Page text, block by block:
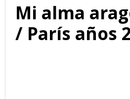
Mi alma
/ París años